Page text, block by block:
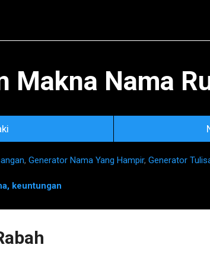
Makna Nama
, Generator Nama Yang Hampir, Generator
keuntungan